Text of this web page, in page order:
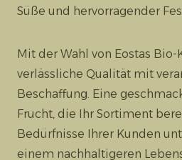
Süße und hervorragender
Mit der Wahl von Eostas
verlässliche Qualität mit
Beschaffung. Eine
Frucht, die Ihr Sortiment
Bedürfnisse Ihrer Kunden
einem nachhaltigeren